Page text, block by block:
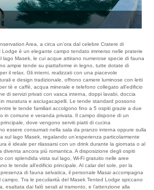
Area, a circa un’ora dal celebre Cratere di
Lodge è un elegante campo tendato immerso nelle praterie
lago Masek, le cui acque attirano numerose specie di fauna
ampie tende su piattaforme in legno, tutte dotate di
il relax. Gli interni, realizzati con una piacevole
e design tradizionale, offrono camere luminose con letti
tè e caffè, acqua minerale e telefono collegato all’edificio
di servizi privati con vasca interna, doppi lavabi, doccia
muratura e asciugacapelli. Le tende standard possono
le tende familiari accolgono fino a 5 ospiti grazie a due
in comune e veranda privata. Il campo dispone di un
dove vengono serviti piatti di cucina
essere consumati nella sala da pranzo interna oppure sulla
sul lago Masek, regalando un’esperienza particolarmente
è ideale per rilassarsi con un drink durante la giornata o al
diventa ancora più romantica. A disposizione degli ospiti
con splendida vista sul lago, Wi-Fi gratuito nelle aree
le tende all’edificio principale. Al calar del sole, per la
di fauna selvatica, il personale Masai accompagna
campo. Tra le peculiarità del Masek Tented Lodge spiccano
esaltata dai falò serali al tramonto, e l’attenzione alla